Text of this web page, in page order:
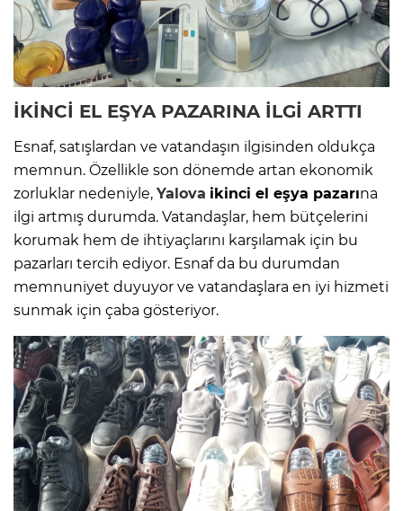
İKİNCİ EL EŞYA PAZARINA İLGİ ARTTI
Esnaf, satışlardan ve vatandaşın ilgisinden oldukça
memnun. Özellikle son dönemde artan ekonomik
zorluklar nedeniyle, Yalova ikinci el eşya pazarına
ilgi artmış durumda. Vatandaşlar, hem bütçelerini
korumak hem de ihtiyaçlarını karşılamak için bu
pazarları tercih ediyor. Esnaf da bu durumdan
memnuniyet duyuyor ve vatandaşlara en iyi hizmeti
sunmak için çaba gösteriyor.